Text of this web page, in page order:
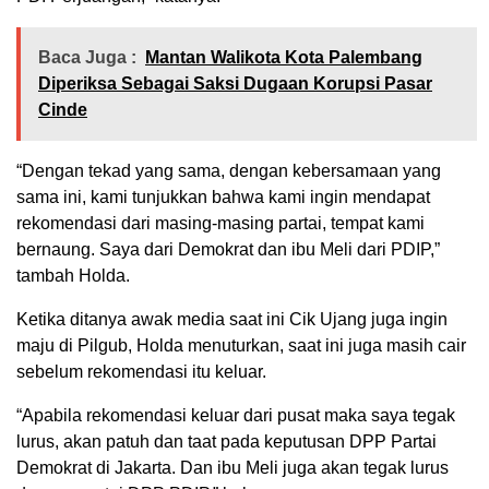
Baca Juga :
Mantan Walikota Kota Palembang
Diperiksa Sebagai Saksi Dugaan Korupsi Pasar
Cinde
“Dengan tekad yang sama, dengan kebersamaan yang
sama ini, kami tunjukkan bahwa kami ingin mendapat
rekomendasi dari masing-masing partai, tempat kami
bernaung. Saya dari Demokrat dan ibu Meli dari PDIP,”
tambah Holda.
Ketika ditanya awak media saat ini Cik Ujang juga ingin
maju di Pilgub, Holda menuturkan, saat ini juga masih cair
sebelum rekomendasi itu keluar.
“Apabila rekomendasi keluar dari pusat maka saya tegak
lurus, akan patuh dan taat pada keputusan DPP Partai
Demokrat di Jakarta. Dan ibu Meli juga akan tegak lurus